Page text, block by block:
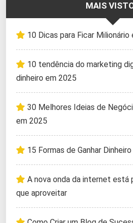
MAIS
10 Dicas para Ficar Milionário
10 tendência do marketing
dinheiro em 2025
30 Melhores Ideias de
em 2025
15 Formas de Ganhar
A nova onda da internet está
que aproveitar